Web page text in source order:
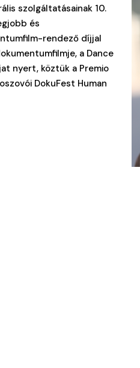
szolgáltatásainak 10.
és
rendező díjjal
a Dance
nyert, köztük a Premio
DokuFest Human